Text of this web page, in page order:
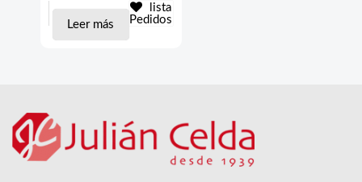
Leer más
lista
Pedidos